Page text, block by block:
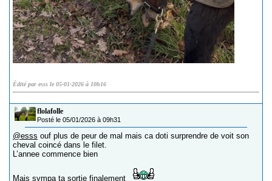
Édité par esss le 05-01-2026 à 10h16
flolafolle
Posté le 05/01/2026 à 09h31
@esss ouf plus de peur de mal mais ca doti surprendre de voit son
cheval coincé dans le filet.
L’annee commence bien
Mais sympa ta sortie finalement